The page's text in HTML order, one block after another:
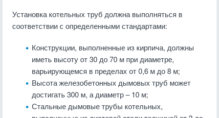
Установка котельных труб должна выполняться в
соответствии с определенными стандартами:
Конструкции, выполненные из кирпича, должны
иметь высоту от 30 до 70 м при диаметре,
варьирующемся в пределах от 0,6 м до 8 м;
Высота железобетонных дымовых труб может
достигать 300 м, а диаметр – 10 м;
Стальные дымовые трубы котельных,